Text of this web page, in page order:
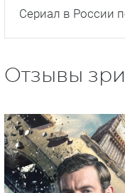
Сериал в России
Отзывы